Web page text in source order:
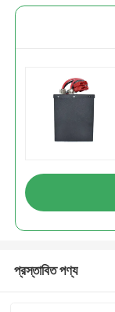
প্রস্তাবিত পণ্য